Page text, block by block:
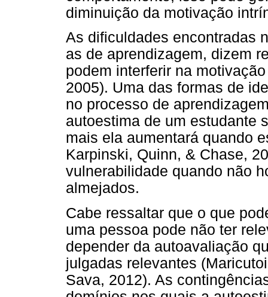
diminuição da motivação
As dificuldades encontradas
as de aprendizagem, dizem
podem interferir na
2005). Uma das formas de
no processo de
autoestima de um estudante
mais ela aumentará quando
Karpinski, Quinn, & Chase,
vulnerabilidade quando não
almejados.
Cabe ressaltar que o que
uma pessoa pode não ter
depender da autoavaliação
julgadas relevantes
Sava, 2012). As